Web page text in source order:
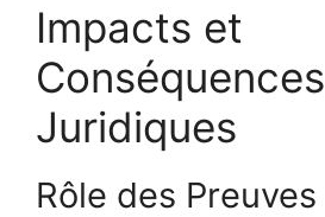
Impacts et
Conséquences
Juridiques
Rôle des Preuves